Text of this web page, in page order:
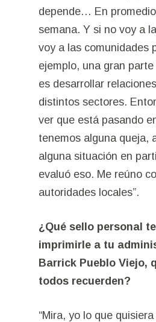
depende… En
semana. Y si no voy a
voy a las comunidades
ejemplo, una gran
es desarrollar
distintos sectores.
ver que está pasando
tenemos alguna queja,
alguna situación en
evaluó eso. Me reúno
autoridades locales”.
¿Qué sello personal
imprimirle a tu
Barrick Pueblo Viejo,
todos recuerden?
“Mira, yo lo que